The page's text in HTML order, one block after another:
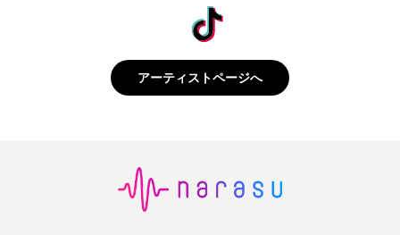
アーティストページへ